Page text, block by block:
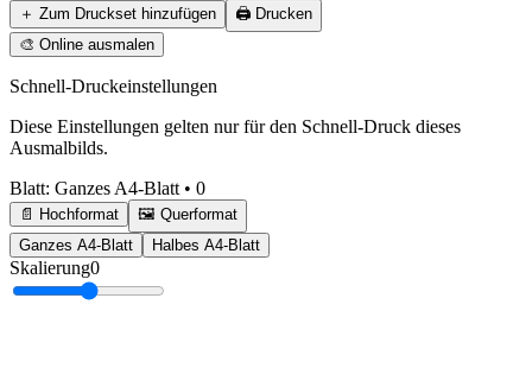
＋ Zum Druckset hinzufügen 🖨️ Drucken
🎨 Online ausmalen
Schnell-Druckeinstellungen
Diese Einstellungen gelten nur für den Schnell-Druck dieses
Ausmalbilds.
Blatt: Ganzes A4-Blatt • 0
📄 Hochformat
🖼️ Querformat
Ganzes A4-Blatt
Halbes A4-Blatt
Skalierung0